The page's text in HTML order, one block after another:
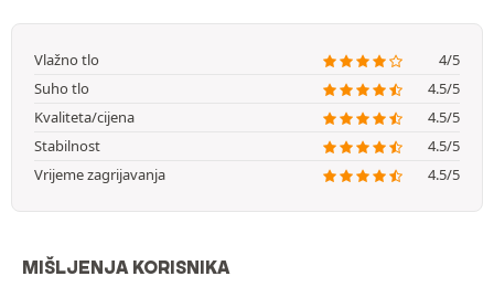
Vlažno tlo
4/5
Suho tlo
4.5/5
Kvaliteta/cijena
4.5/5
Stabilnost
4.5/5
Vrijeme zagrijavanja
4.5/5
MIŠLJENJA KORISNIKA